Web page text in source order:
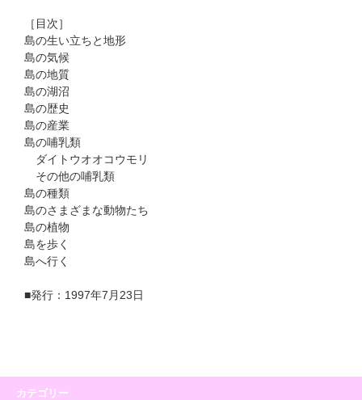
［目次］
島の生い立ちと地形
島の気候
島の地質
島の湖沼
島の歴史
島の産業
島の哺乳類
ダイトウオオコウモリ
その他の哺乳類
島の種類
島のさまざまな動物たち
島の植物
島を歩く
島へ行く
■発行：1997年7月23日
カテゴリー